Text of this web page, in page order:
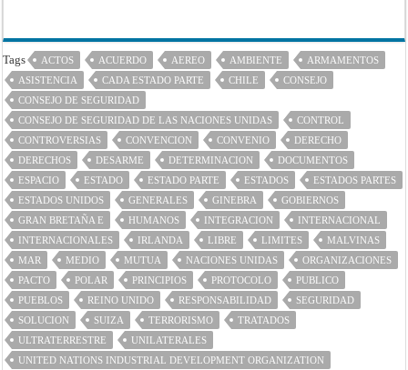
Tags ACTOS ACUERDO AEREO AMBIENTE
ARMAMENTOS
ASISTENCIA
CADA ESTADO PARTE CHILE
CONSEJO
CONSEJO DE SEGURIDAD
CONSEJO DE SEGURIDAD DE LAS NACIONES UNIDAS
CONTROL
CONTROVERSIAS
CONVENCION CONVENIO
DERECHO
DERECHOS
DESARME DETERMINACION
DOCUMENTOS
ESPACIO
ESTADO ESTADO PARTE ESTADOS
ESTADOS PARTES
ESTADOS UNIDOS
GENERALES GINEBRA
GOBIERNOS
GRAN BRETAÑA E
HUMANOS INTEGRACION
INTERNACIONAL
INTERNACIONALES
IRLANDA LIBRE LIMITES
MALVINAS
MAR
MEDIO MUTUA NACIONES UNIDAS
ORGANIZACIONES
PACTO
POLAR PRINCIPIOS PROTOCOLO
PUBLICO
PUEBLOS
REINO UNIDO RESPONSABILIDAD
SEGURIDAD
SOLUCION
SUIZA TERRORISMO
TRATADOS
ULTRATERRESTRE
UNILATERALES
UNITED NATIONS INDUSTRIAL DEVELOPMENT ORGANIZATION